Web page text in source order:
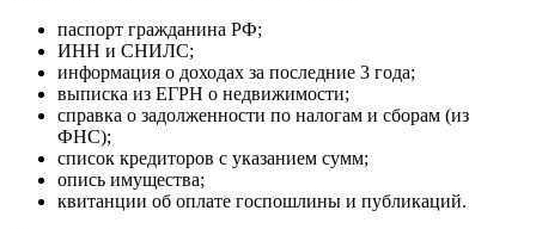
паспорт гражданина РФ;
ИНН и СНИЛС;
информация о доходах за последние 3 года;
выписка из ЕГРН о недвижимости;
справка о задолженности по налогам и сборам (из
ФНС);
список кредиторов с указанием сумм;
опись имущества;
квитанции об оплате госпошлины и публикаций.